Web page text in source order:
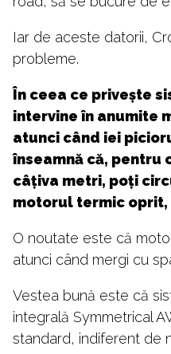
Iar de aceste datorii,
probleme.
În ceea ce privește
intervine în anumite
atunci când iei
înseamnă că, pentru
câțiva metri, poți
motorul termic oprit,
O noutate este că
atunci când mergi cu
Vestea bună este că
integrală Symmetrical
standard, indiferent de